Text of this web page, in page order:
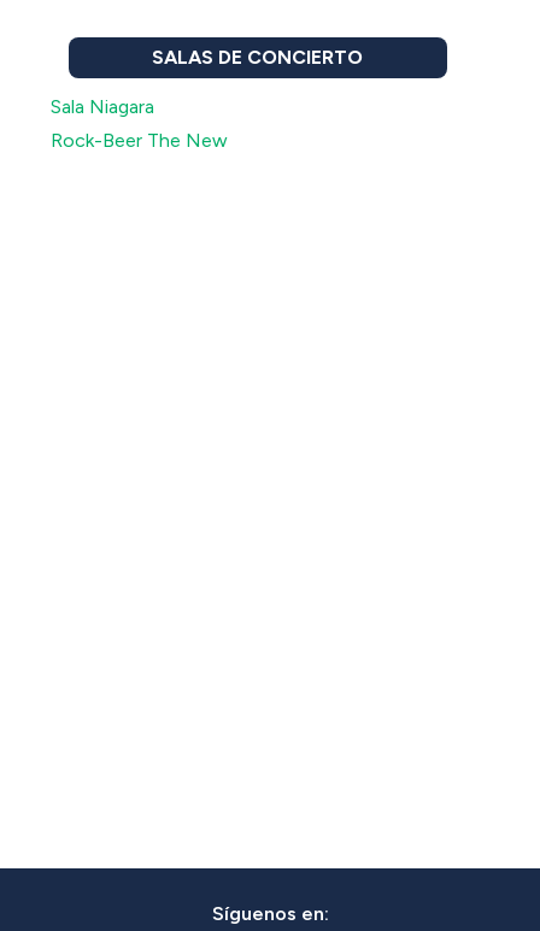
SALAS DE CONCIERTO
Sala Niagara
Rock-Beer The New
Síguenos en: